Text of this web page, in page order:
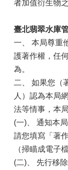
者加值衍生物之
臺北翡翠水庫
一、 本局尊重
護著作權，任
為。
二、 如果您（
人）認為本局
法等情事，本
(一)、 通知本局
請您填寫「著
（掃瞄成電子
(二)、 先行移除